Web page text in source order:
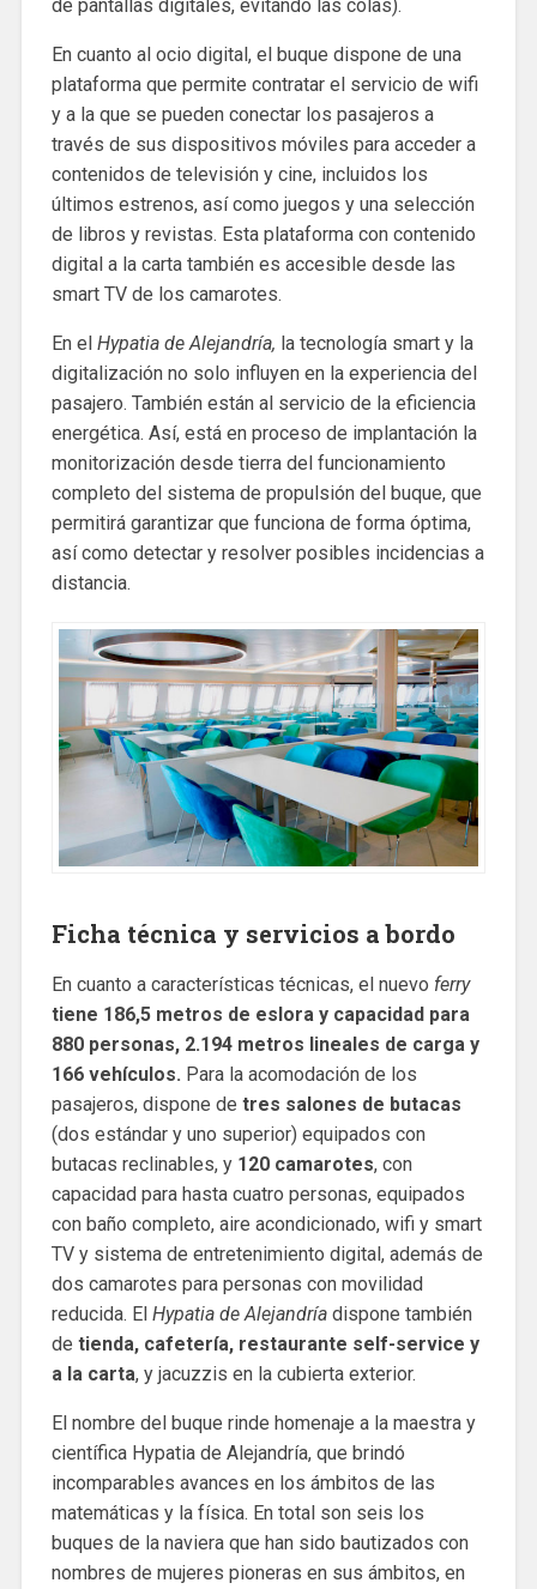
de pantallas digitales, evitando las colas).
En cuanto al ocio digital, el buque dispone de una
plataforma que permite contratar el servicio de wifi
y a la que se pueden conectar los pasajeros a
través de sus dispositivos móviles para acceder a
contenidos de televisión y cine, incluidos los
últimos estrenos, así como juegos y una selección
de libros y revistas. Esta plataforma con contenido
digital a la carta también es accesible desde las
smart TV de los camarotes.
En el Hypatia de Alejandría, la tecnología smart y la
digitalización no solo influyen en la experiencia del
pasajero. También están al servicio de la eficiencia
energética. Así, está en proceso de implantación la
monitorización desde tierra del funcionamiento
completo del sistema de propulsión del buque, que
permitirá garantizar que funciona de forma óptima,
así como detectar y resolver posibles incidencias a
distancia.
Ficha técnica y servicios a bordo
En cuanto a características técnicas, el nuevo ferry
tiene 186,5 metros de eslora y capacidad para
880 personas, 2.194 metros lineales de carga y
166 vehículos. Para la acomodación de los
pasajeros, dispone de tres salones de butacas
(dos estándar y uno superior) equipados con
butacas reclinables, y 120 camarotes, con
capacidad para hasta cuatro personas, equipados
con baño completo, aire acondicionado, wifi y smart
TV y sistema de entretenimiento digital, además de
dos camarotes para personas con movilidad
reducida. El Hypatia de Alejandríadispone también
de tienda, cafetería, restaurante self-service y
a la carta, y jacuzzis en la cubierta exterior.
El nombre del buque rinde homenaje a la maestra y
científica Hypatia de Alejandría, que brindó
incomparables avances en los ámbitos de las
matemáticas y la física. En total son seis los
buques de la naviera que han sido bautizados con
nombres de mujeres pioneras en sus ámbitos, en